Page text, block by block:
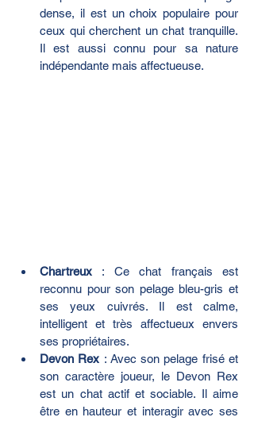
dense, il est un choix populaire pour
ceux qui cherchent un chat tranquille.
Il est aussi connu pour sa nature
indépendante mais affectueuse.
Chartreux : Ce chat français est
reconnu pour son pelage bleu-gris et
ses yeux cuivrés. Il est calme,
intelligent et très affectueux envers
ses propriétaires.
Devon Rex : Avec son pelage frisé et
son caractère joueur, le Devon Rex
est un chat actif et sociable. Il aime
être en hauteur et interagir avec ses